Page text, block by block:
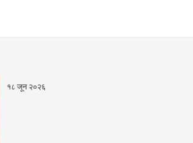
१८ जून २०२६